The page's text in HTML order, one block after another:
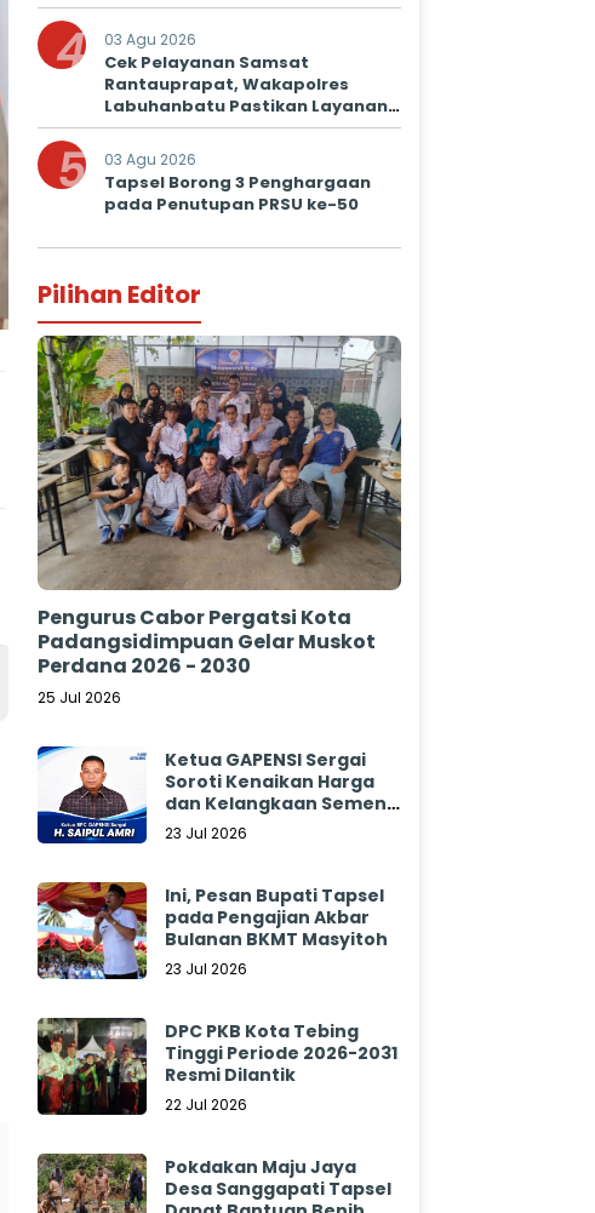
4 03 Agu 2026
Cek Pelayanan Samsat
Rantauprapat, Wakapolres
Labuhanbatu Pastikan Layanan
Prima untuk Masyarakat
5 03 Agu 2026
Tapsel Borong 3 Penghargaan
pada Penutupan PRSU ke-50
Pilihan Editor
Pengurus Cabor Pergatsi Kota
Padangsidimpuan Gelar Muskot
Perdana 2026 - 2030
25 Jul 2026
Ketua GAPENSI Sergai
Soroti Kenaikan Harga
dan Kelangkaan Semen,
Minta Pemerintah
23 Jul 2026
Ini, Pesan Bupati Tapsel
pada Pengajian Akbar
Bulanan BKMT Masyitoh
23 Jul 2026
DPC PKB Kota Tebing
Tinggi Periode 2026-2031
Resmi Dilantik
22 Jul 2026
Pokdakan Maju Jaya
Desa Sanggapati Tapsel